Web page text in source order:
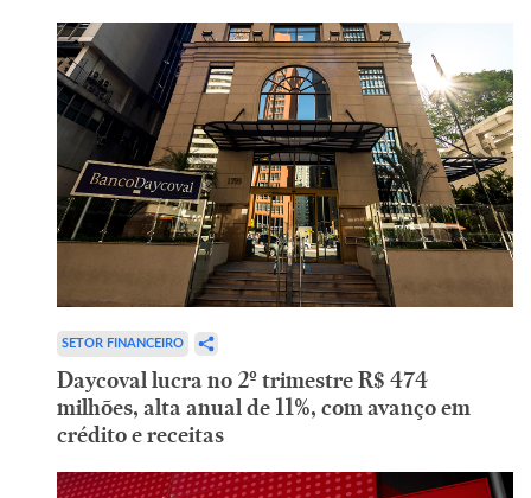
SETOR FINANCEIRO
Daycoval lucra no 2º trimestre R$ 474
milhões, alta anual de 11%, com avanço em
crédito e receitas